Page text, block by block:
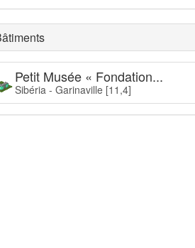
Petit Musée « Fondation...
Sibéria - Garinaville [11,4]